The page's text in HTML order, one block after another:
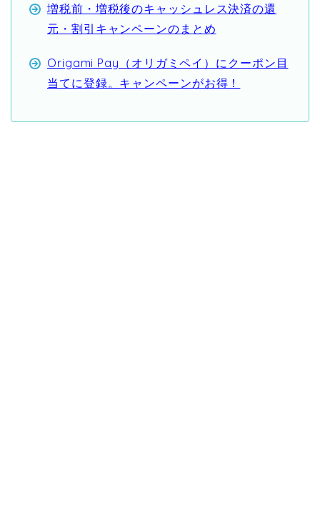
増税前・増税後のキャッシュレス決済の還
元・割引キャンペーンのまとめ
Origami Pay（オリガミペイ）にクーポン目
当てに登録。キャンペーンがお得！